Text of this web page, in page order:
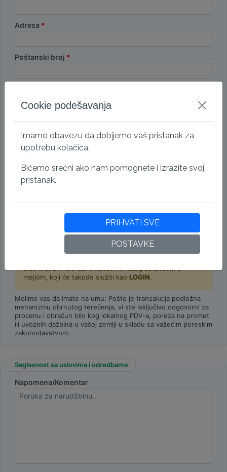
Adresa
Poštanski broj
ID kompanije
PIB
biće kreiran novi administrativni nalog sa unetim e-
mejlom, koji će takođe služiti kao LOGIN.
Molimo vas da imate na umu: Pošto je transakcija podložna
mehanizmu obrnutog terećenja, vi ste isključivo odgovorni za
procenu i obračun bilo kog lokalnog PDV-a, poreza na promet
ili uvoznih dažbina u vašoj zemlji u skladu sa važećim poreskim
zakonodavstvom.
Saglasnost sa uslovima i odredbama
Napomena/Komentar
Cookie podešavanja
Imamo obavezu da dobijemo vaš pristanak za
upotrebu kolačića.
Bićemo srećni ako nam pomognete i izrazite svoj
pristanak.
PRIHVATI SVE
POSTAVKE